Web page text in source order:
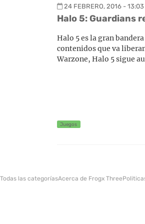
24 FEBRERO, 2016 - 13:03
Halo 5: Guardians
Halo 5 es la gran
contenidos que va
Warzone, Halo 5 sigue
Juegos
Todas las categoríasAcerca de Frogx Three